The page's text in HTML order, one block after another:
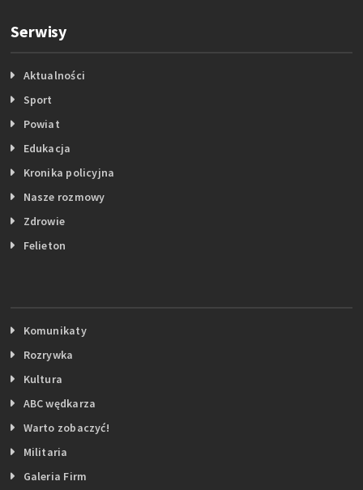
Serwisy
Aktualności
Sport
Powiat
Edukacja
Kronika policyjna
Nasze rozmowy
Zdrowie
Felieton
Komunikaty
Rozrywka
Kultura
ABC wędkarza
Warto zobaczyć!
Militaria
Galeria Firm